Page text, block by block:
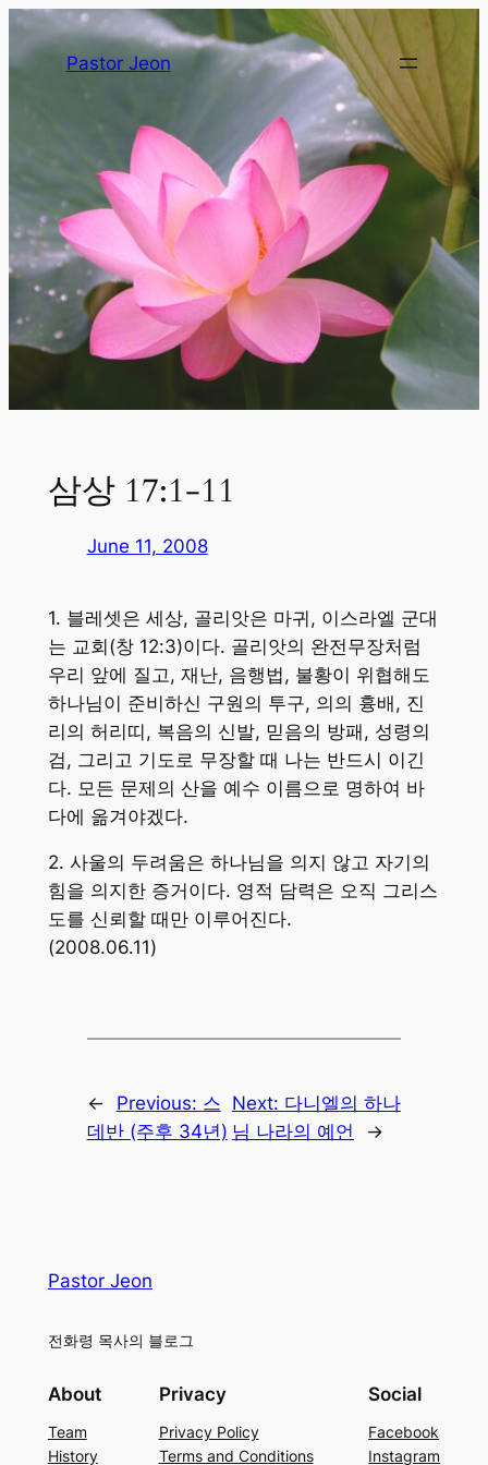
Pastor Jeon
삼상 17:1-11
June 11, 2008
1. 블레셋은 세상, 골리앗은 마귀, 이스라엘 군대
는 교회(창 12:3)이다. 골리앗의 완전무장처럼
우리 앞에 질고, 재난, 음행법, 불황이 위협해도
하나님이 준비하신 구원의 투구, 의의 흉배, 진
리의 허리띠, 복음의 신발, 믿음의 방패, 성령의
검, 그리고 기도로 무장할 때 나는 반드시 이긴
다. 모든 문제의 산을 예수 이름으로 명하여 바
다에 옮겨야겠다.
2. 사울의 두려움은 하나님을 의지 않고 자기의
힘을 의지한 증거이다. 영적 담력은 오직 그리스
도를 신뢰할 때만 이루어진다.
(2008.06.11)
← Previous: 스
데반 (주후 34년)
Next: 다니엘의 하나
님 나라의 예언
→
Pastor Jeon
전화령 목사의 블로그
About
Team
History
Privacy
Privacy Policy
Terms and Conditions
Social
Facebook
Instagram